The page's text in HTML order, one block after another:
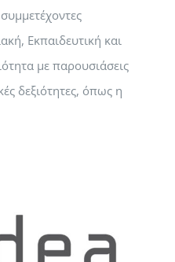
Εκπαιδευτική και
με παρουσιάσεις
δεξιότητες, όπως η